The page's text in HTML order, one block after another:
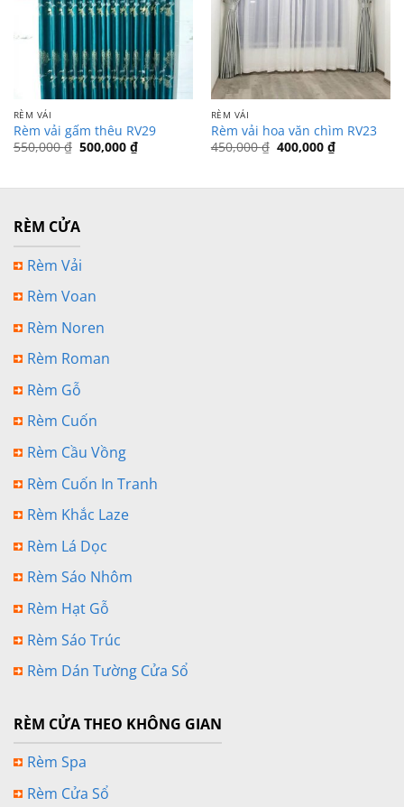
RÈM VẢI
Rèm vải gấm thêu RV29
550,000₫ Giá
500,000 ₫Giá
hiện
500,000 ₫.
RÈM VẢI
Rèm vải hoa văn chìm RV23
450,000₫ Giá
400,000 ₫Giá
hiện
400,000 ₫.
RÈM CỬA
Rèm Vải
Rèm Voan
Rèm Noren
Rèm Roman
Rèm Gỗ
Rèm Cuốn
Rèm Cầu Vồng
Rèm Cuốn In Tranh
Rèm Khắc Laze
Rèm Lá Dọc
Rèm Sáo Nhôm
Rèm Hạt Gỗ
Rèm Sáo Trúc
Rèm Dán Tường Cửa Sổ
RÈM CỬA THEO KHÔNG GIAN
Rèm Spa
Rèm Cửa Sổ